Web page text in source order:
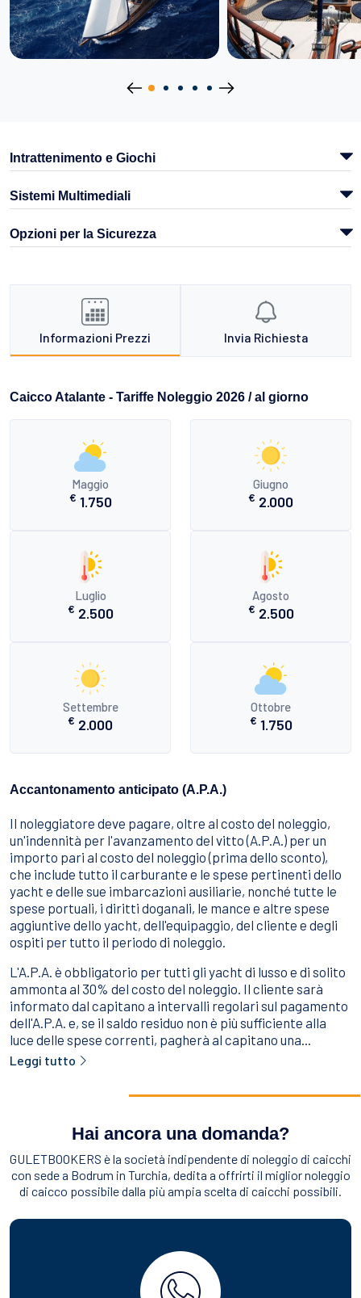
Intrattenimento e Giochi
Sistemi Multimediali
Opzioni per la Sicurezza
Informazioni Prezzi Invia Richiesta
Caicco Atalante - Tariffe Noleggio 2026 / al giorno
Maggio
€ 1.750
Giugno
€ 2.000
Luglio
€ 2.500
Agosto
€ 2.500
Settembre
€ 2.000
Ottobre
€ 1.750
Accantonamento anticipato (A.P.A.)
Il noleggiatore deve pagare, oltre al costo del noleggio,
un'indennità per l'avanzamento del vitto (A.P.A.) per un
importo pari al costo del noleggio (prima dello sconto),
che include tutto il carburante e le spese pertinenti dello
yacht e delle sue imbarcazioni ausiliarie, nonché tutte le
spese portuali, i diritti doganali, le mance e altre spese
aggiuntive dello yacht, dell'equipaggio, del cliente e degli
ospiti per tutto il periodo di noleggio.
L'A.P.A. è obbligatorio per tutti gli yacht di lusso e di solito
ammonta al 30% del costo del noleggio. Il cliente sarà
informato dal capitano a intervalli regolari sul pagamento
dell'A.P.A. e, se il saldo residuo non è più sufficiente alla
luce delle spese correnti, pagherà al capitano una...
Leggi tutto
Hai ancora una domanda?
GULETBOOKERS è la società indipendente di noleggio di caicchi
con sede a Bodrum in Turchia, dedita a offrirti il miglior noleggio
di caicco possibile dalla più ampia scelta di caicchi possibili.